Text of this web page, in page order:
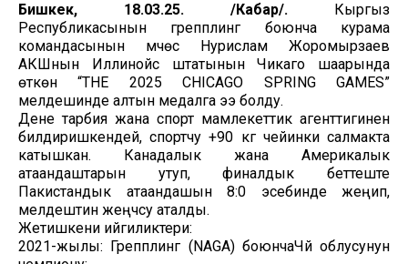
Бишкек, 18.03.25. /Кабар/. Кыргыз
Республикасынын грепплинг боюнча курама
командасынын мүчөсү Нурислам Жоромырзаев
АКШнын Иллинойс штатынын Чикаго шаарында
өткөн “THE 2025 CHICAGO SPRING GAMES”
мелдешинде алтын медалга ээ болду.
Дене тарбия жана спорт мамлекеттик агенттигинен
билдиришкендей, спортчу +90 кг чейинки салмакта
катышкан. Канадалык жана Америкалык
атаандаштарын утуп, финалдык беттеште
Пакистандык атаандашын 8:0 эсебинде жеңип,
мелдештин жеңүүчүсу аталды.
Жетишкени ийгиликтери:
2021-жылы: Грепплинг (NAGA) боюнчаЧүй облусунун